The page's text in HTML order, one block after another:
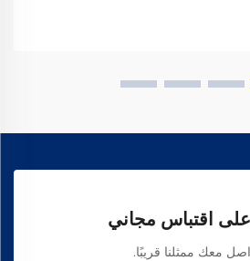
اقتباس مجاني
معك ممثلنا قريبًا.